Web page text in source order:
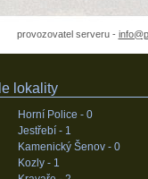
provozovatel serveru -
lokality
Horní Police - 0
Jestřebí - 1
Kamenický Šenov - 0
Kozly - 1